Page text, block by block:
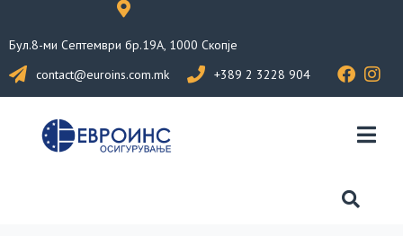
Бул.8-ми Септември бр.19А, 1000 Скопје
contact@euroins.com.mk
+389 2 3228 904